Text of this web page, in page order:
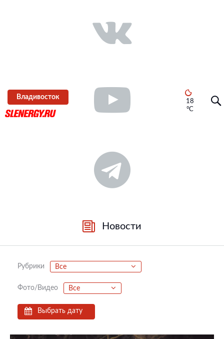
Владивосток
18
°C
Новости
Рубрики Все
Фото/Видео Все
Выбрать дату